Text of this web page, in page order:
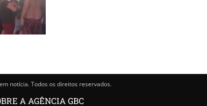
notícia. Todos os direitos reservados.
A AGÊNCIA GBC